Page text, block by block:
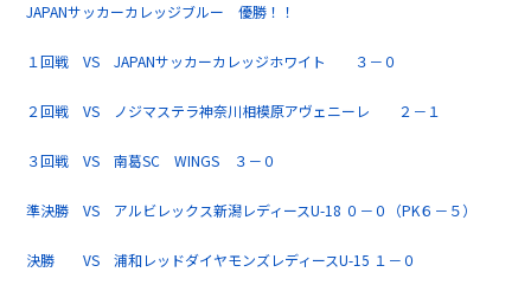
JAPANサッカーカレッジブルー 優勝！！
１回戦 VS JAPANサッカーカレッジホワイト ３－０
２回戦 VS ノジマステラ神奈川相模原アヴェニーレ ２－１
３回戦 VS 南葛SC WINGS ３－０
準決勝 VS アルビレックス新潟レディースU-18 ０－０（PK６－５）
決勝 VS 浦和レッドダイヤモンズレディースU-15 １－０